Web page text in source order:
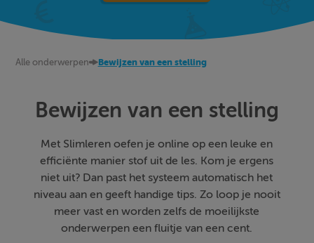
Alle onderwerpen Bewijzen van een stelling
Bewijzen van een stelling
Met Slimleren oefen je online op een leuke en
efficiënte manier stof uit de les. Kom je ergens
niet uit? Dan past het systeem automatisch het
niveau aan en geeft handige tips. Zo loop je nooit
meer vast en worden zelfs de moeilijkste
onderwerpen een fluitje van een cent.